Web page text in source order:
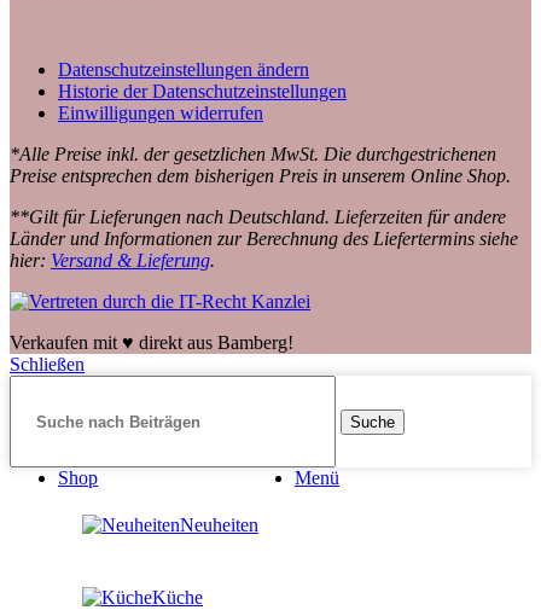
Datenschutzeinstellungen ändern
Historie der Datenschutzeinstellungen
Einwilligungen widerrufen
*Alle Preise inkl. der gesetzlichen MwSt. Die durchgestrichenen
Preise entsprechen dem bisherigen Preis in unserem Online Shop.
**Gilt für Lieferungen nach Deutschland. Lieferzeiten für andere
Länder und Informationen zur Berechnung des Liefertermins siehe
hier: Versand & Lieferung.
Verkaufen mit ♥️ direkt aus Bamberg!
Schließen
Suche
Shop Menü
Neuheiten
Küche